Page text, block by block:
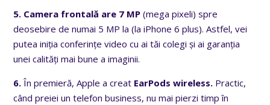
5. Camera frontală are 7 MP (mega pixeli) spre
deosebire de numai 5 MP la (la iPhone 6 plus). Astfel, vei
putea iniția conferințe video cu ai tăi colegi și ai garanția
unei calități mai bune a imaginii.
6. În premieră, Apple a creat EarPods wireless. Practic,
când preiei un telefon business, nu mai pierzi timp în